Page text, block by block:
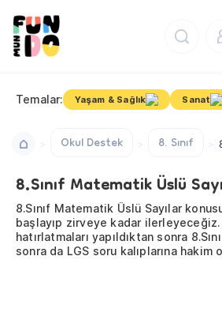
Temalar: Yaşam & Sağlık Sanat
Okul Destek 8. Sınıf
8.Sınıf Matematik Üslü
8.Sınıf Matematik Üslü Sayılar
başlayıp zirveye kadar ilerleyeceğiz.
hatırlatmaları yapıldıktan sonra
sonra da LGS soru kalıplarına hakim